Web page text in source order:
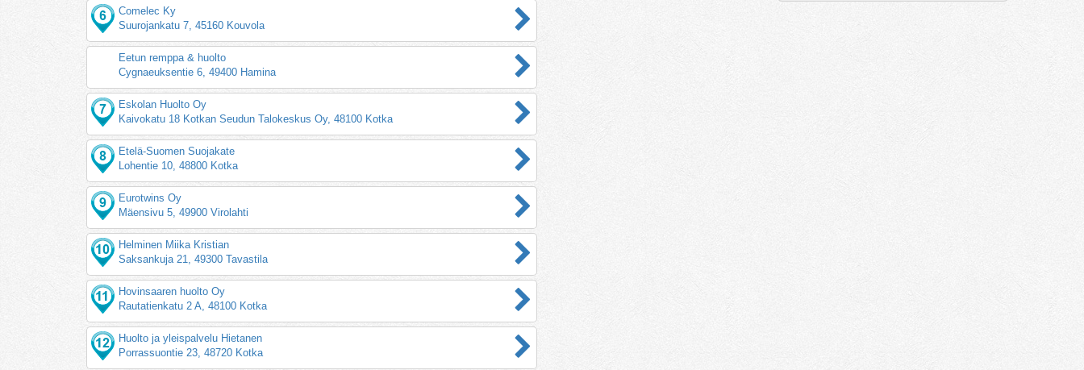
Comelec Ky
Suurojankatu 7, 45160 Kouvola
Eetun remppa & huolto
Cygnaeuksentie 6, 49400 Hamina
Eskolan Huolto Oy
Kaivokatu 18 Kotkan Seudun Talokeskus Oy, 48100 Kotka
Etelä-Suomen Suojakate
Lohentie 10, 48800 Kotka
Eurotwins Oy
Mäensivu 5, 49900 Virolahti
Helminen Miika Kristian
Saksankuja 21, 49300 Tavastila
Hovinsaaren huolto Oy
Rautatienkatu 2 A, 48100 Kotka
Huolto ja yleispalvelu Hietanen
Porrassuontie 23, 48720 Kotka